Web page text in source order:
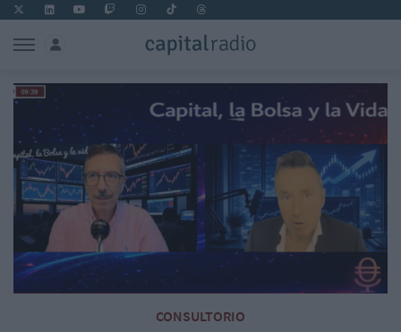
CONSULTORIO